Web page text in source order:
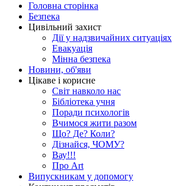
Головна сторінка
Безпека
Цивільний захист
Дії у надзвичайних ситуаціях
Евакуація
Мінна безпека
Новини, об'яви
Цікаве і корисне
Світ навколо нас
Бібліотека учня
Поради психологів
Вчимося жити разом
Що? Де? Коли?
Дізнайся, ЧОМУ?
Вау!!!
Про Art
Випускникам у допомогу